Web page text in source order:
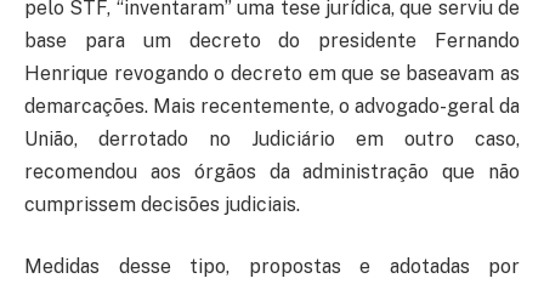
pelo STF, “inventaram” uma tese jurídica, que serviu de
base para um decreto do presidente Fernando
Henrique revogando o decreto em que se baseavam as
demarcações. Mais recentemente, o advogado-geral da
União, derrotado no Judiciário em outro caso,
recomendou aos órgãos da administração que não
cumprissem decisões judiciais.
Medidas desse tipo, propostas e adotadas por